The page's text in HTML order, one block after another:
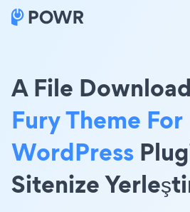
A File
Fury Theme For
WordPress
Sitenize